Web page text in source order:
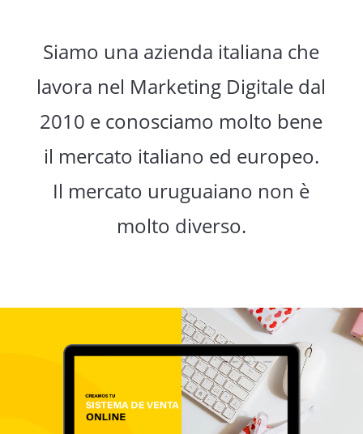
Siamo una azienda italiana che
lavora nel Marketing Digitale dal
2010 e conosciamo molto bene
il mercato italiano ed europeo.
Il mercato uruguaiano non è
molto diverso.